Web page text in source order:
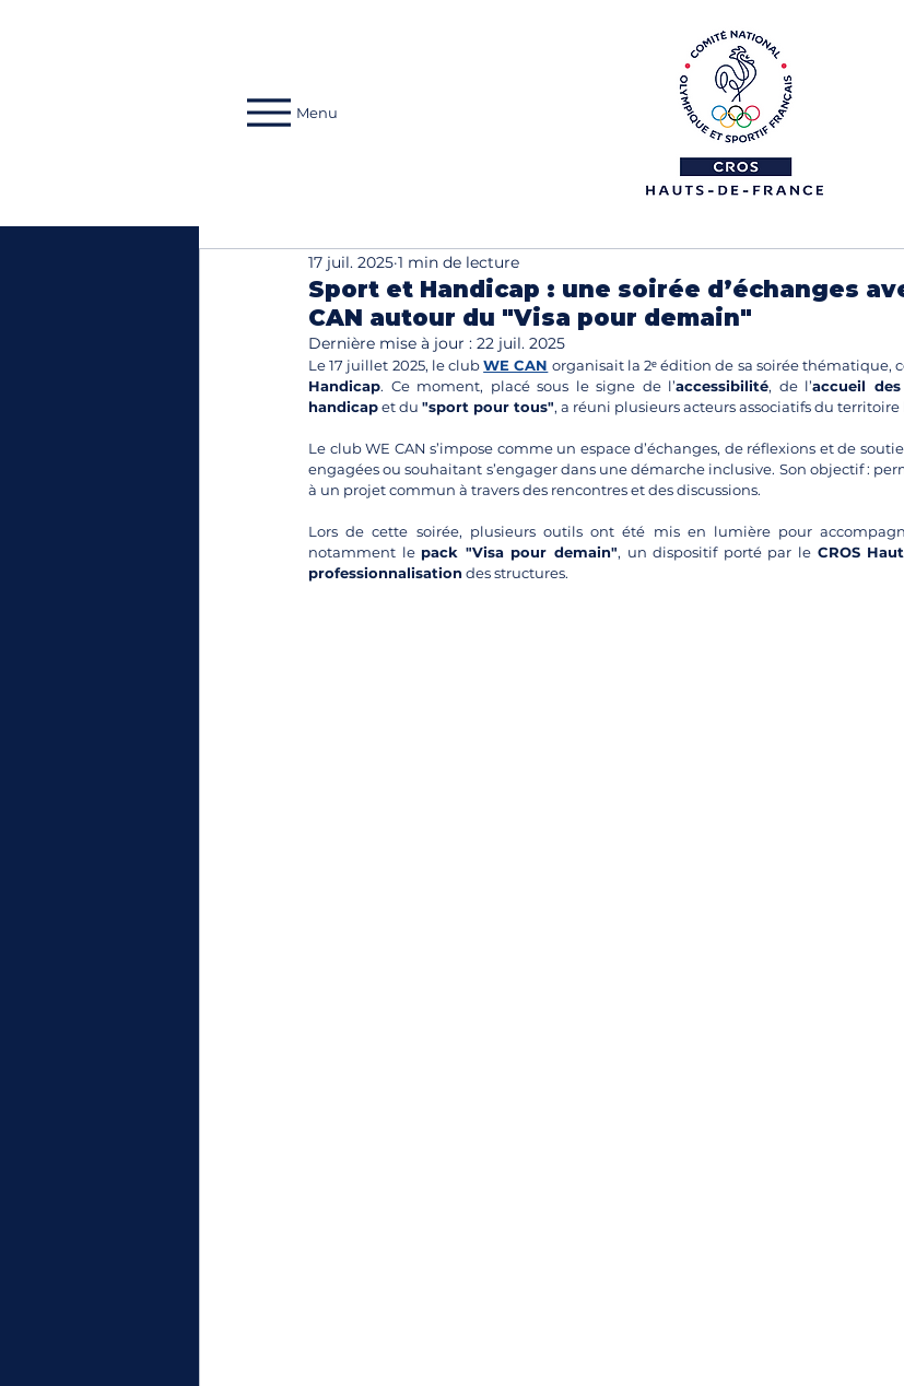
Menu
Sport et Handicap : une soirée d’échanges
CAN autour du "Visa pour demain"
17 juil. 2025 1 min de lecture
Dernière mise à jour : 22 juil. 2025
Le 17 juillet 2025, le club WE CAN organisait la 2ᵉ édition de sa soirée thématique,
Handicap. Ce moment, placé sous le signe de l’accessibilité, de l’accueil
handicap et du "sport pour tous", a réuni plusieurs acteurs associatifs du
Le club WE CAN s’impose comme un espace d’échanges, de réflexions et de
engagées ou souhaitant s’engager dans une démarche inclusive. Son objectif :
à un projet commun à travers des rencontres et des discussions.
Lors de cette soirée, plusieurs outils ont été mis en lumière pour
notamment le pack "Visa pour demain", un dispositif porté par le CROS
professionnalisation des structures.